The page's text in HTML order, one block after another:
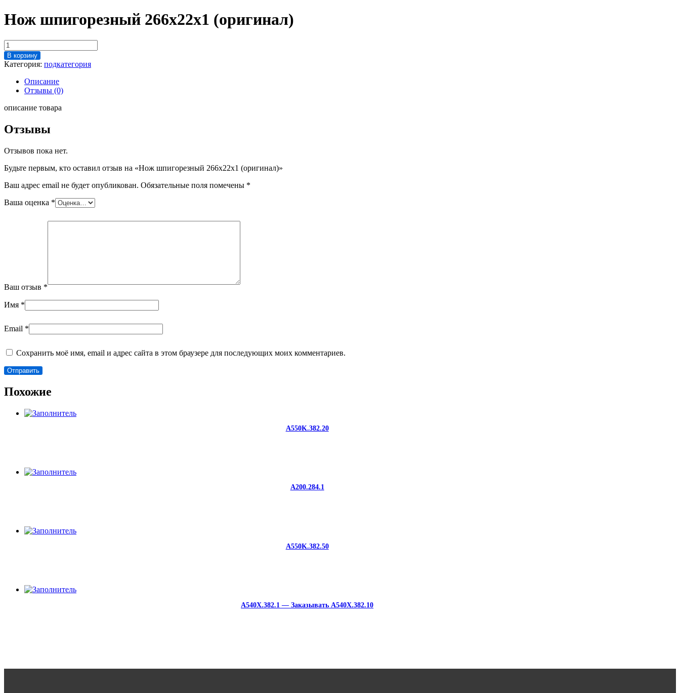
Нож шпигорезный 266х22х1 (оригинал)
Количество
товара
Нож
шпигорезный
266х22х1
(оригинал)
В корзину
Категория: подкатегория
Описание
Отзывы (0)
описание товара
Отзывы
Отзывов пока нет.
Будьте первым, кто оставил отзыв на «Нож шпигорезный 266х22х1 (оригинал)»
Ваш адрес email не будет опубликован. Обязательные поля помечены *
Ваша оценка *
Ваш отзыв *
Имя *
Email *
Сохранить моё имя, email и адрес сайта в этом браузере для последующих моих комментариев.
Похожие
A550K.382.20
A200.284.1
A550K.382.50
A540X.382.1 — Заказывать A540X.382.10